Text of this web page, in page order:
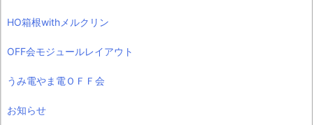
HO箱根withメルクリン
OFF会モジュールレイアウト
うみ電やま電ＯＦＦ会
お知らせ